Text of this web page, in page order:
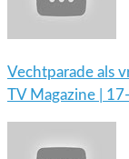
Vechtparade als
TV Magazine |